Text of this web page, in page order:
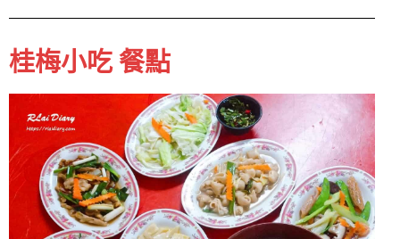
桂梅小吃 餐點